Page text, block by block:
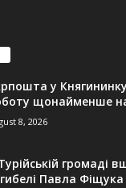
у
щонайменше
8, 2026
громаді
Павла Фіщука